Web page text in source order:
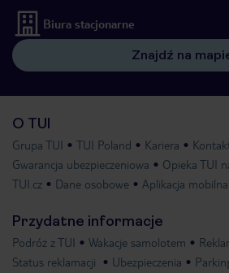
Biura stacjonarne
Znajdź na
O TUI
Grupa TUI TUI Poland Kariera
Gwarancja ubezpieczeniowa
Opieka TUI
TUI.cz
Dane osobowe Aplikacja
Przydatne informacje
Podróż z TUI Wakacje samolotem
Status reklamacji
Ubezpieczenia